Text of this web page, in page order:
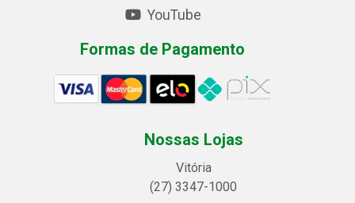
YouTube
Formas de Pagamento
Nossas Lojas
Vitória
(27) 3347-1000